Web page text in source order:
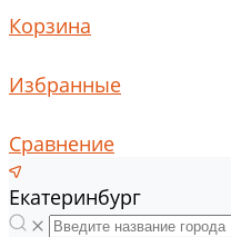
Корзина
Избранные
Сравнение
Екатеринбург